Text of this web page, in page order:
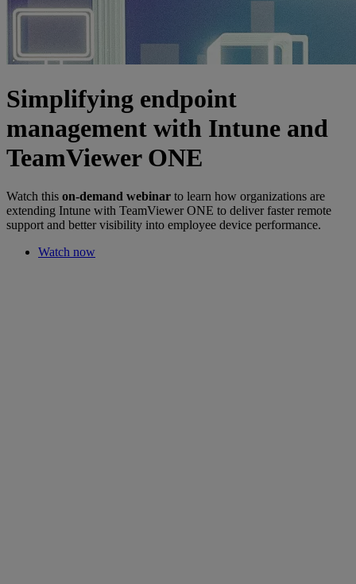
Simplifying endpoint
management with Intune and
TeamViewer ONE
Watch this on-demand webinar to learn how organizations are
extending Intune with TeamViewer ONE to deliver faster remote
support and better visibility into employee device performance.
Watch now